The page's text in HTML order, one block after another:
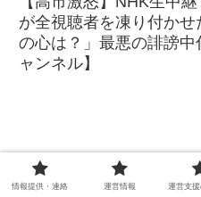
が全視聴者を凍り付か
の心は？」最悪の誹謗
ャンネル】
情報提供・連絡 運営情報 運営支